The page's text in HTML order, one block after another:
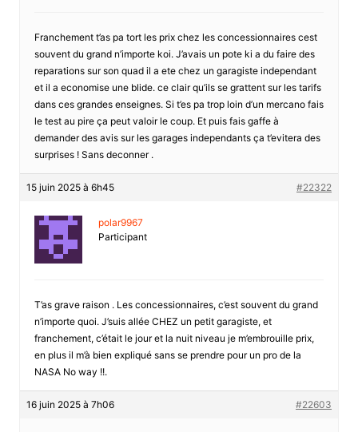
Franchement t’as pa tort les prix chez les concessionnaires cest
souvent du grand n’importe koi. J’avais un pote ki a du faire des
reparations sur son quad il a ete chez un garagiste independant
et il a economise une blide. ce clair qu’ils se grattent sur les tarifs
dans ces grandes enseignes. Si t’es pa trop loin d’un mercano fais
le test au pire ça peut valoir le coup. Et puis fais gaffe à
demander des avis sur les garages independants ça t’evitera des
surprises ! Sans deconner .
15 juin 2025 à 6h45 #22322
polar9967
Participant
T’as grave raison . Les concessionnaires, c’est souvent du grand
n’importe quoi. J’suis allée CHEZ un petit garagiste, et
franchement, c’était le jour et la nuit niveau je m’embrouille prix,
en plus il m’à bien expliqué sans se prendre pour un pro de la
NASA No way !!.
16 juin 2025 à 7h06 #22603